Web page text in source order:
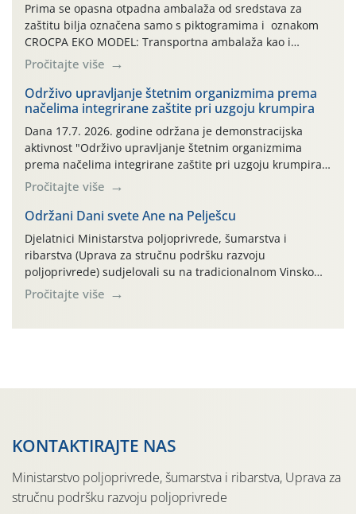
Prima se opasna otpadna ambalaža od sredstava za
zaštitu bilja označena samo s piktogramima i oznakom
CROCPA EKO MODEL: Transportna ambalaža kao i
ambalaža drugih proizvoda koji nisu sredstva za zaštitu
bilja (npr. ambalaža od mineralnih gnojiva,) se ne
prihvaća. Korisnicima je osiguran besplatni povrat
prazne ambalaže isključivo ovih tvrtki: AGROCHEM-MAKS,
AGRONOM, ALBAUGH TKI* (PINUS […]
Pročitajte više
Održivo upravljanje štetnim organizmima prema
načelima integrirane zaštite pri uzgoju krumpira
Dana 17.7. 2026. godine održana je demonstracijska
aktivnost "Održivo upravljanje štetnim organizmima
prema načelima integrirane zaštite pri uzgoju krumpira"
na pokusnom polju "Poredje", kraj naselja Belica (ARKOD
parcela ID 2445031) (središnji dio Međimurske županije).
Pročitajte više
Održani Dani svete Ane na Pelješcu
Djelatnici Ministarstva poljoprivrede, šumarstva i
ribarstva (Uprava za stručnu podršku razvoju
poljoprivrede) sudjelovali su na tradicionalnom Vinskom
forumu, održanom 24.07.2026. godine u Domu vinarske
tradicije u Putnikovićima na poluotoku Pelješcu, u
Pročitajte više
KONTAKTIRAJTE NAS
Ministarstvo poljoprivrede, šumarstva i ribarstva, Uprava za
stručnu podršku razvoju poljoprivrede